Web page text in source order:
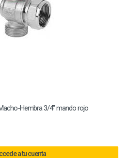
Hembra 3/4" mando rojo
a tu cuenta